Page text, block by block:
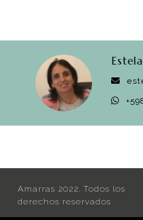
Amarras 2022. Todos los
derechos reservados